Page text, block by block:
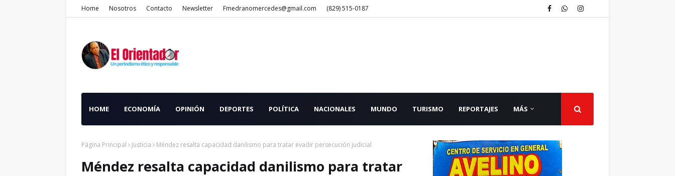
Home Nosotros Contacto Newsletter Fmedranomercedes@gmail.com (829) 515-0187
HOME ECONOMÍA OPINIÓN DEPORTES POLÍTICA NACIONALES MUNDO TURISMO REPORTAJES MÁS
Página Principal Justicia Méndez resalta capacidad danilismo para tratar evadir persecución judicial
Méndez resalta capacidad danilismo para tratar